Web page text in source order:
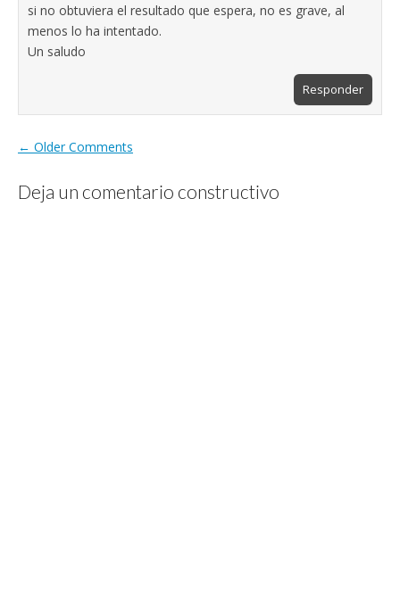
si no obtuviera el resultado que espera, no es grave, al
menos lo ha intentado.
Un saludo
Responder
← Older Comments
Deja un comentario constructivo